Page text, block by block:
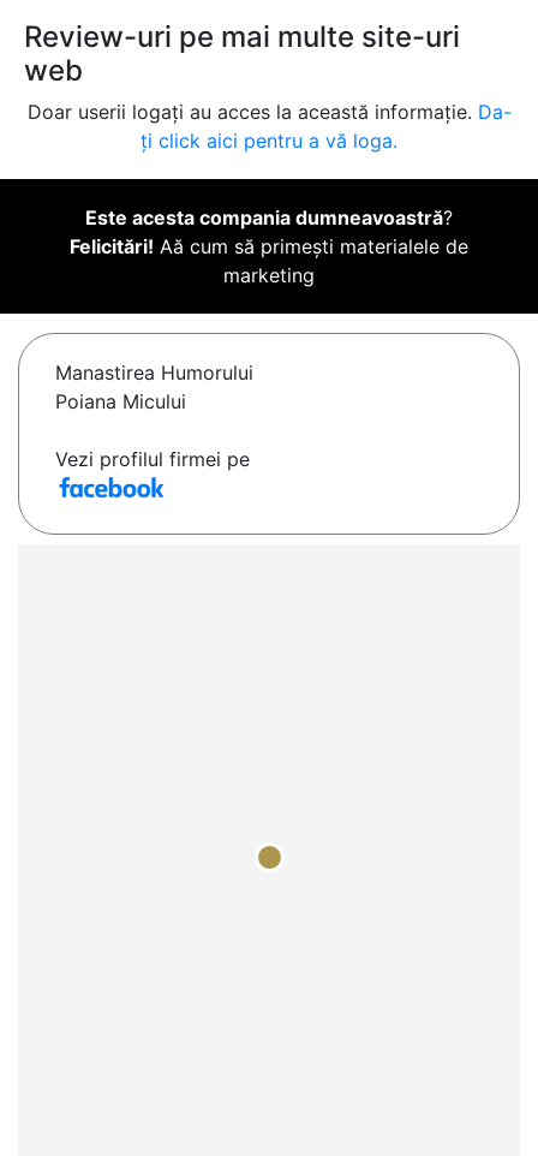
Review-uri pe mai multe site-uri
web
Doar userii logați au acces la această informație. Da-
ți click aici pentru a vă loga.
Este acesta compania dumneavoastră?
Felicitări! Aă cum să primești materialele de
marketing
Manastirea Humorului
Poiana Micului
Vezi profilul firmei pe